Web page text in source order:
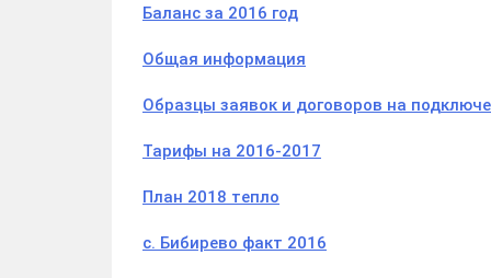
Баланс за 2016 год
Общая информация
Образцы заявок и договоров на
Тарифы на 2016-2017
План 2018 тепло
с. Бибирево факт 2016